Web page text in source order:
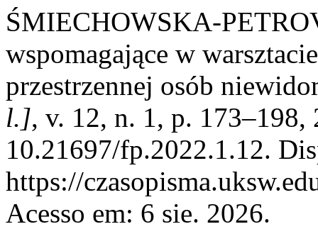
ŚMIECHOWSKA-
wspomagające w
przestrzennej osób
l.], v. 12, n. 1, p.
10.21697/fp.2022.1.12.
https://
Acesso em: 6 sie. 2026.